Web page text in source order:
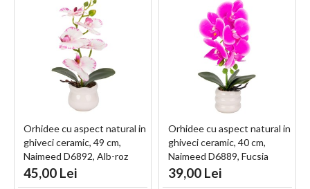
Orhidee cu aspect natural in
ghiveci ceramic, 49 cm,
Naimeed D6892, Alb-roz
45,00 Lei
Orhidee cu aspect natural in
ghiveci ceramic, 40 cm,
Naimeed D6889, Fucsia
39,00 Lei